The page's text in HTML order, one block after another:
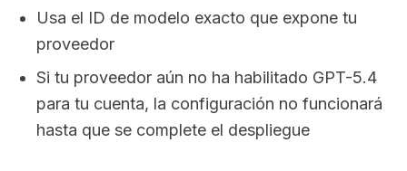
Usa el ID de modelo exacto que expone tu
proveedor
Si tu proveedor aún no ha habilitado GPT-5.4
para tu cuenta, la configuración no funcionará
hasta que se complete el despliegue